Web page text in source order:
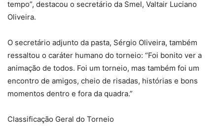
tempo”, destacou o secretário da Smel, Valtair Luciano
Oliveira.
O secretário adjunto da pasta, Sérgio Oliveira, também
ressaltou o caráter humano do torneio: “Foi bonito ver a
animação de todos. Foi um torneio, mas também foi um
encontro de amigos, cheio de risadas, histórias e bons
momentos dentro e fora da quadra.”
Classificação Geral do Torneio